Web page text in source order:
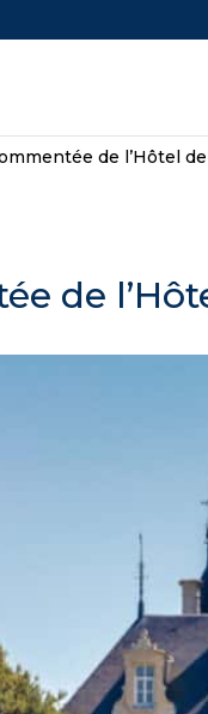
de l’Hôtel
de